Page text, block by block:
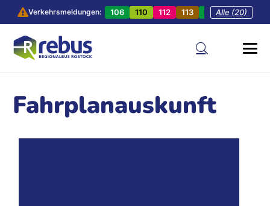
Verkehrsmeldungen: 106 110 112 113 201 202
Alle (20)
Fahrplanauskunft